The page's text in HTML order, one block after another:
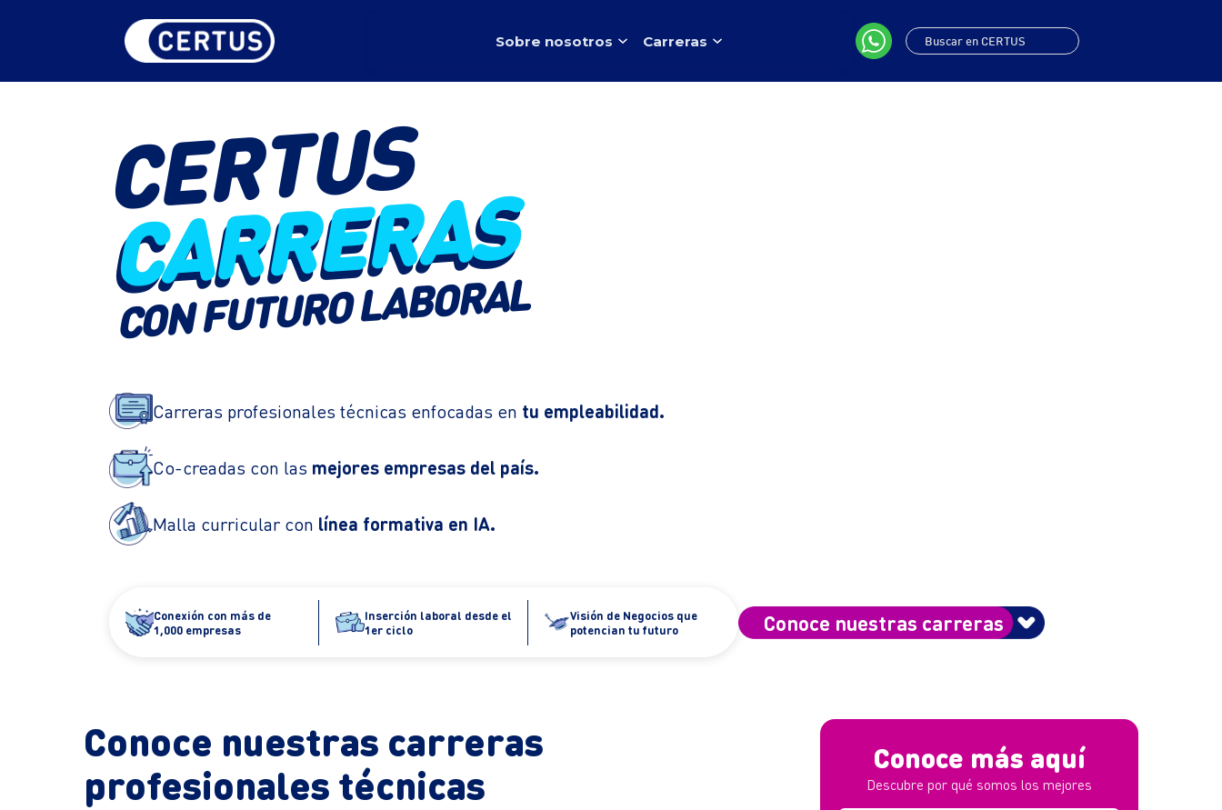
Sobre nosotros Carreras
CERTUS
CARRERAS
CON FUTURO LABORAL
Carreras profesionales técnicas enfocadas en tu empleabilidad.
Co-creadas con las mejores empresas del país.
Malla curricular con línea formativa en IA.
Conexión con más de
1,000 empresas
Inserción laboral desde el
1er ciclo
Visión de Negocios que
potencian tu futuro
Conoce nuestras carreras
Conoce nuestras carreras
profesionales técnicas
Conoce más aquí
Descubre por qué somos los mejores